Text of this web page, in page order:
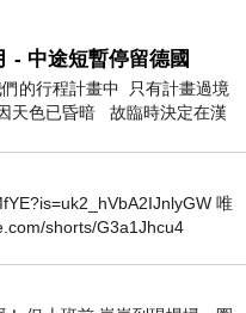
- 中途短暫停留德國
的行程計畫中 只有計畫過境
天色已昏暗 故臨時決定在漢
唯
shorts/G3a1Jhcu4